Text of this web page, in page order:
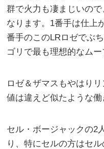
群で火力も凄まじいの
なります。1番手は仕上
番手のこのLRロゼでぶ
ゴリで最も理想的なムー
ロゼ＆ザマスもやはり
値は違えど似たような働
セル・ボージャックの2
り、特にセルの方はセ